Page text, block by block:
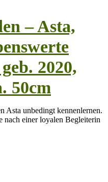
– Asta,
2020,
50cm
Asta unbedingt kennenlernen.
nach einer loyalen Begleiterin